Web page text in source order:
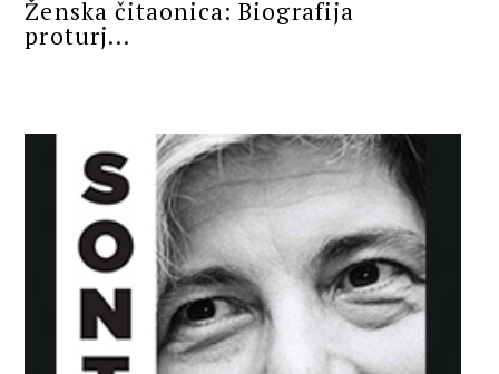
Ženska čitaonica: Biografija
proturj...